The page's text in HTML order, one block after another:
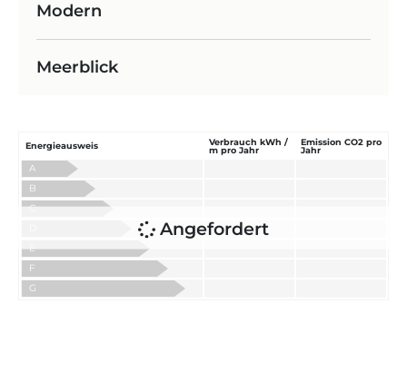
Modern
Meerblick
Angefordert
Energieausweis
Verbrauch kWh /
m pro Jahr
Emission CO2 pro
Jahr
A
B
C
E
F
G